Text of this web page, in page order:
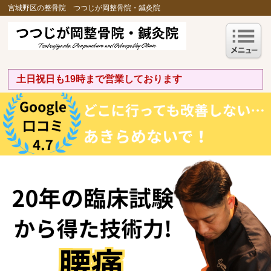
宮城野区の整骨院 つつじが岡整骨院・鍼灸院
土日祝日も19時まで営業しております